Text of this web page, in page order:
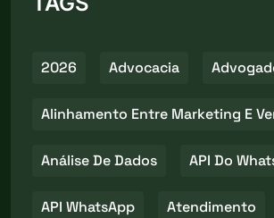
2026 Advocacia
Alinhamento Entre Marketing E
Análise De Dados API Do
API WhatsApp Atendimento